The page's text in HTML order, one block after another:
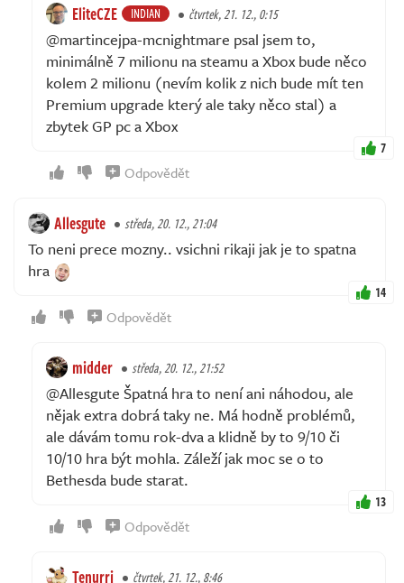
EliteCZE INDIAN čtvrtek, 21. 12., 0:15
@martincejpa-mcnightmare psal jsem to,
minimálně 7 milionu na steamu a Xbox bude něco
kolem 2 milionu (nevím kolik z nich bude mít ten
Premium upgrade který ale taky něco stal) a
zbytek GP pc a Xbox
7
Odpovědět
Allesgute středa, 20. 12., 21:04
To neni prece mozny.. vsichni rikaji jak je to spatna
hra
14
Odpovědět
midder středa, 20. 12., 21:52
@Allesgute Špatná hra to není ani náhodou, ale
nějak extra dobrá taky ne. Má hodně problémů,
ale dávám tomu rok-dva a klidně by to 9/10 či
10/10 hra být mohla. Záleží jak moc se o to
Bethesda bude starat.
13
Odpovědět
Tenurri čtvrtek, 21. 12., 8:46